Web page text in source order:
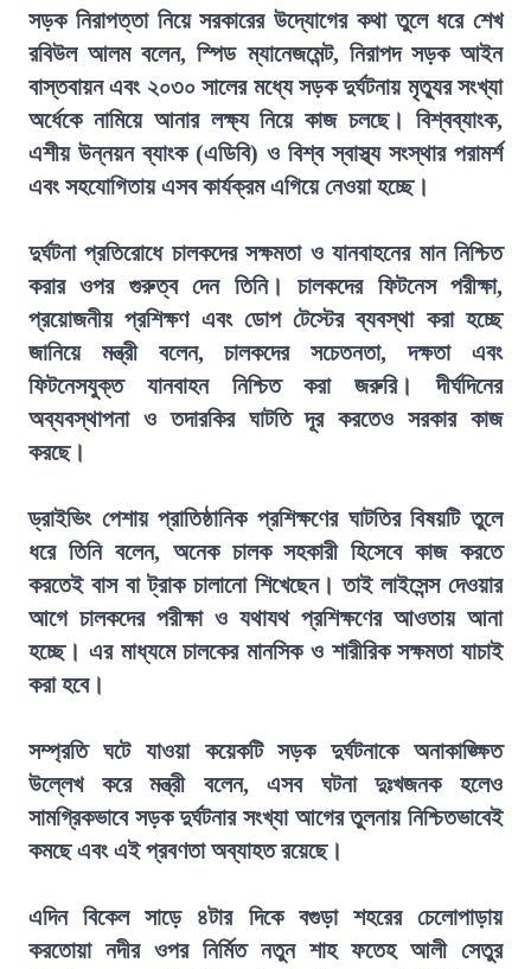
সড়ক নিরাপত্তা নিয়ে সরকারের উদ্যোগের কথা তুলে ধরে শেখ
রবিউল আলম বলেন, স্পিড ম্যানেজমেন্ট, নিরাপদ সড়ক আইন
বাস্তবায়ন এবং ২০৩০ সালের মধ্যে সড়ক দুর্ঘটনায় মৃত্যুর সংখ্যা
অর্ধেকে নামিয়ে আনার লক্ষ্য নিয়ে কাজ চলছে। বিশ্বব্যাংক,
এশীয় উন্নয়ন ব্যাংক (এডিবি) ও বিশ্ব স্বাস্থ্য সংস্থার পরামর্শ
এবং সহযোগিতায় এসব কার্যক্রম এগিয়ে নেওয়া হচ্ছে।
দুর্ঘটনা প্রতিরোধে চালকদের সক্ষমতা ও যানবাহনের মান নিশ্চিত
করার ওপর গুরুত্ব দেন তিনি। চালকদের ফিটনেস পরীক্ষা,
প্রয়োজনীয় প্রশিক্ষণ এবং ডোপ টেস্টের ব্যবস্থা করা হচ্ছে
জানিয়ে মন্ত্রী বলেন, চালকদের সচেতনতা, দক্ষতা এবং
ফিটনেসযুক্ত যানবাহন নিশ্চিত করা জরুরি। দীর্ঘদিনের
অব্যবস্থাপনা ও তদারকির ঘাটতি দূর করতেও সরকার কাজ
করছে।
ড্রাইভিং পেশায় প্রাতিষ্ঠানিক প্রশিক্ষণের ঘাটতির বিষয়টি তুলে
ধরে তিনি বলেন, অনেক চালক সহকারী হিসেবে কাজ করতে
করতেই বাস বা ট্রাক চালানো শিখেছেন। তাই লাইসেন্স দেওয়ার
আগে চালকদের পরীক্ষা ও যথাযথ প্রশিক্ষণের আওতায় আনা
হচ্ছে। এর মাধ্যমে চালকের মানসিক ও শারীরিক সক্ষমতা যাচাই
করা হবে।
সম্প্রতি ঘটে যাওয়া কয়েকটি সড়ক দুর্ঘটনাকে অনাকাঙ্ক্ষিত
উল্লেখ করে মন্ত্রী বলেন, এসব ঘটনা দুঃখজনক হলেও
সামগ্রিকভাবে সড়ক দুর্ঘটনার সংখ্যা আগের তুলনায় নিশ্চিতভাবেই
কমছে এবং এই প্রবণতা অব্যাহত রয়েছে।
এদিন বিকেল সাড়ে ৪টার দিকে বগুড়া শহরের চেলোপাড়ায়
করতোয়া নদীর ওপর নির্মিত নতুন শাহ ফতেহ আলী সেতুর